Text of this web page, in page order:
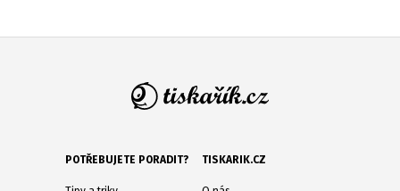
POTŘEBUJETE PORADIT? TISKARIK.CZ